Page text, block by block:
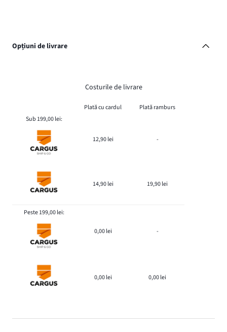
Opțiuni de livrare
Costurile de livrare
Plată cu cardul
Plată ramburs
Sub 199,00 lei:
12,90 lei -
14,90 lei 19,90 lei
Peste 199,00 lei:
0,00 lei -
0,00 lei 0,00 lei